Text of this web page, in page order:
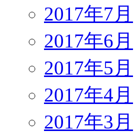
2017年7月
2017年6月
2017年5月
2017年4月
2017年3月